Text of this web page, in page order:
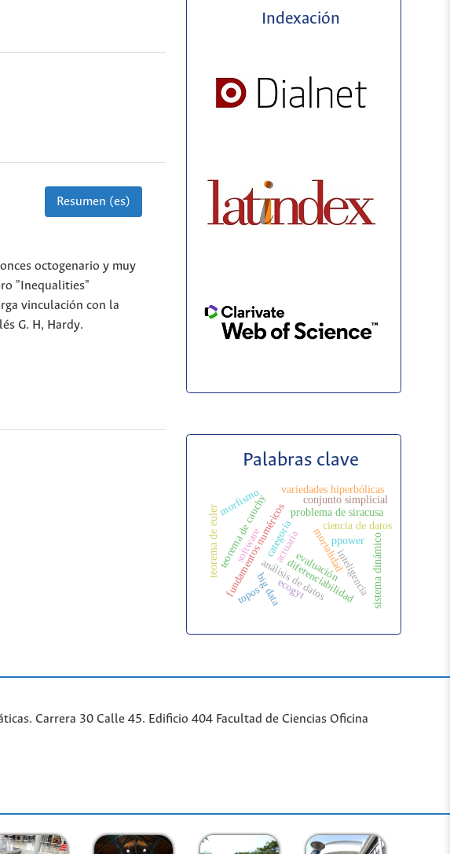
Resumen (es)
octogenario y muy
"Inequalities"
vinculación con la
G. H, Hardy.
Indexación
Palabras clave
mortalidad
actuaría
fundamentos numéricos evaluación
ciencia de datos
diferenciabilidad
análisis de datosinteligencia
software
big data
ppower
teorema de cauchy
teorema de euler sistema dinámico
problema de siracusa
conjunto simplicial
variedades hiperbólicas
categoría
morfismo
ecogyt
topos
Carrera 30 Calle 45. Edificio 404 Facultad de Ciencias Oficina